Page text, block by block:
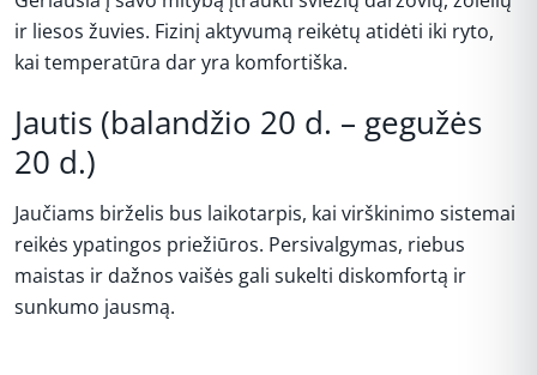
ir liesos žuvies. Fizinį aktyvumą reikėtų atidėti iki ryto,
kai temperatūra dar yra komfortiška.
Jautis (balandžio 20 d. – gegužės
20 d.)
Jaučiams birželis bus laikotarpis, kai virškinimo sistemai
reikės ypatingos priežiūros. Persivalgymas, riebus
maistas ir dažnos vaišės gali sukelti diskomfortą ir
sunkumo jausmą.